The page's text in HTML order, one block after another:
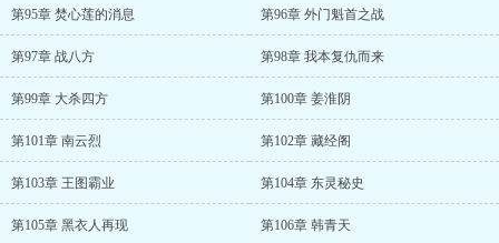
第95章 焚心莲的消息 第96章 外门魁首之战
第97章 战八方 第98章 我本复仇而来
第99章 大杀四方 第100章 姜淮阴
第101章 南云烈 第102章 藏经阁
第103章 王图霸业 第104章 东灵秘史
第105章 黑衣人再现 第106章 韩青天